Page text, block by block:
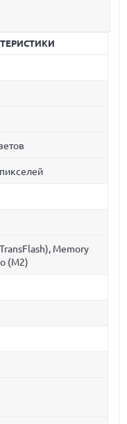
Memory
(M2)